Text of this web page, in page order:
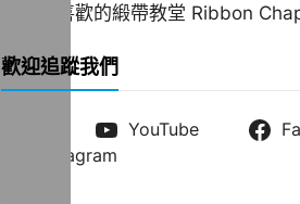
一直很喜歡的緞帶教堂 Ribbon
歡迎追蹤我們
YouTube
Instagram